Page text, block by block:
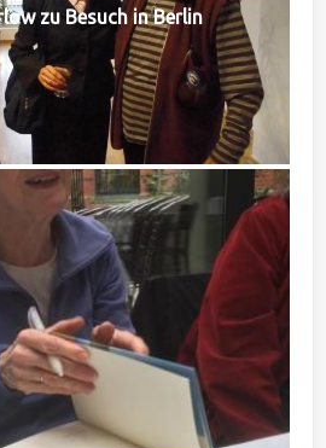
zu Besuch in Berlin